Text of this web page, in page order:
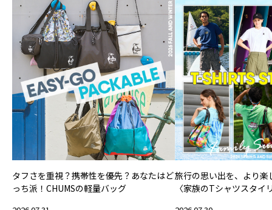
タフさを重視？携帯性を優先？あなたはど
っち派！CHUMSの軽量バッグ
旅行の思い出を、より楽
〈家族のTシャツスタイ